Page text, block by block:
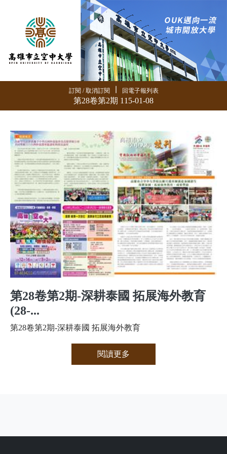
訂閱 / 取消訂閱 回電子報列表
第28卷第2期 115-01-08
第28卷第2期-深耕泰國 拓展海外教育
(28-...
第28卷第2期-深耕泰國 拓展海外教育
閱讀更多